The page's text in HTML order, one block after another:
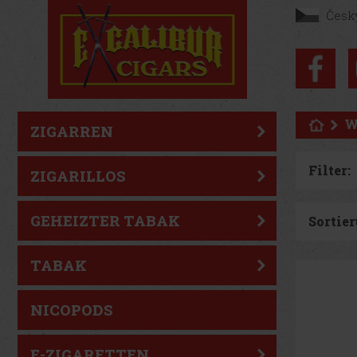
ZIGARREN
ZIGARILLOS
GEHEIZTER TABAK
TABAK
NICOPODS
Filter: